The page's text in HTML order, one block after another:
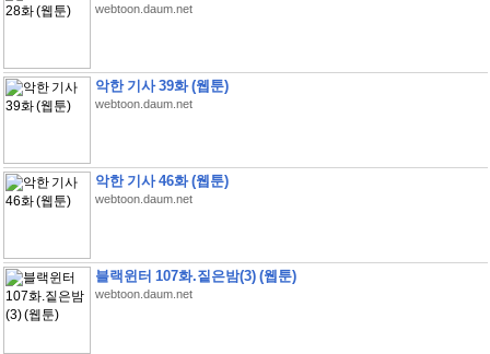
webtoon.daum.net
악한 기사 39화 (웹툰)
webtoon.daum.net
악한 기사 46화 (웹툰)
webtoon.daum.net
블랙윈터 107화.짙은밤(3) (웹툰)
webtoon.daum.net